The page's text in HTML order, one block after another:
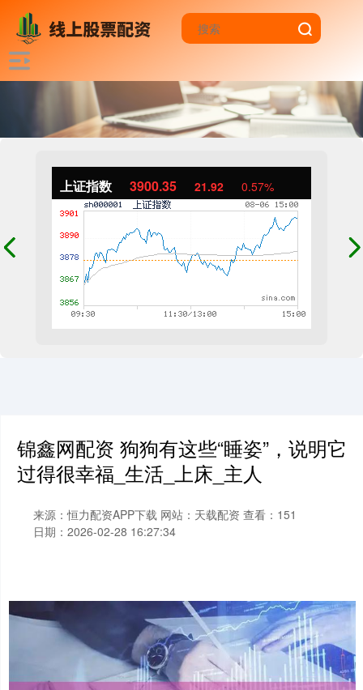
上证指数 3900.35 21.92 0.57%
锦鑫网配资 狗狗有这些“睡姿”，说明它
过得很幸福_生活_上床_主人
来源：恒力配资APP下载 网站：天载配资 查看：151
日期：2026-02-28 16:27:34